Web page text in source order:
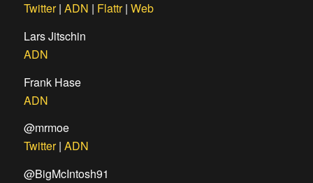
Twitter| ADN | Flattr| Web
Lars Jitschin
ADN
Frank Hase
ADN
@mrmoe
Twitter| ADN
@BigMcIntosh91